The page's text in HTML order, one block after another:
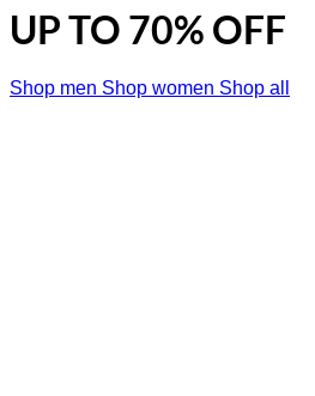
UP TO 70% OFF
Shop men Shop women Shop all